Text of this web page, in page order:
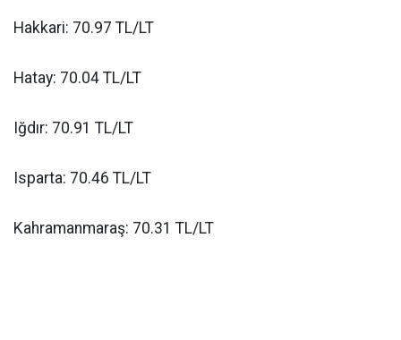
Hakkari: 70.97 TL/LT
Hatay: 70.04 TL/LT
Iğdır: 70.91 TL/LT
Isparta: 70.46 TL/LT
Kahramanmaraş: 70.31 TL/LT